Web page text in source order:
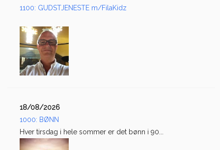
1100: GUDSTJENESTE m/FilaKidz
18/08/2026
1000: BØNN
Hver tirsdag i hele sommer er det bønn i 90...